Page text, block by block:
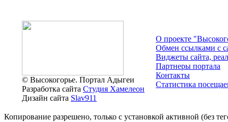
© Высокогорье. Портал Адыгеи
Разработка сайта Студия Хамелеон
Дизайн сайта Slav911
О проекте
Обмен ссылками c
Виджеты сайта,
Партнеры портала
Контакты
Статистика
Копирование разрешено, только с установкой активной (без